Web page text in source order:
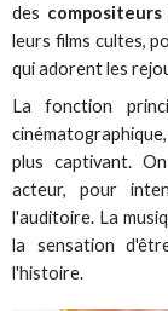
des
leurs films cultes,
qui adorent les
La fonction
plus captivant.
acteur, pour
l'auditoire. La
la sensation
l'histoire.